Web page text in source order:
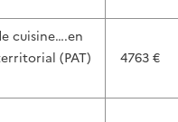
cuisine….en
(PAT)
4763 €